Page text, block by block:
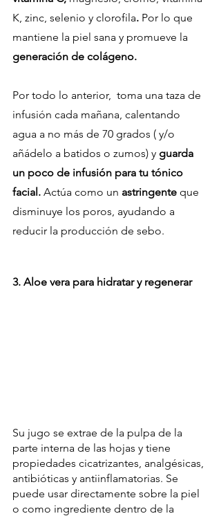
K, zinc, selenio y clorofila. Por lo que
mantiene la piel sana y promueve la
generación de colágeno.
Por todo lo anterior,  toma una taza de
infusión cada mañana, calentando
agua a no más de 70 grados ( y/o
añádelo a batidos o zumos) y guarda
un poco de infusión para tu tónico
facial. Actúa como un astringente que
disminuye los poros, ayudando a
reducir la producción de sebo.
3. Aloe vera para hidratar y regenerar
Su jugo se extrae de la pulpa de la
parte interna de las hojas y tiene
propiedades cicatrizantes, analgésicas,
antibióticas y antiinflamatorias. Se
puede usar directamente sobre la piel
o como ingrediente dentro de la